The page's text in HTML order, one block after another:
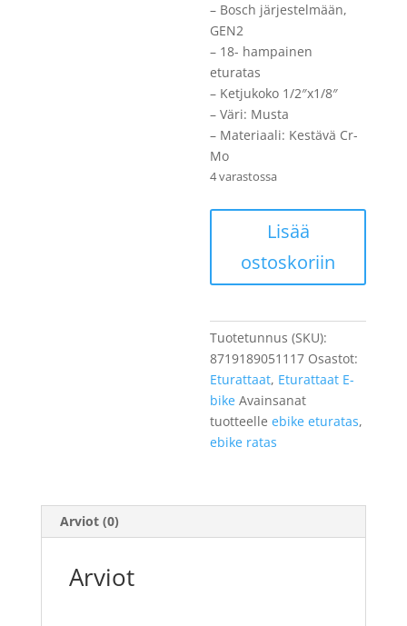
– Bosch järjestelmään,
GEN2
– 18- hampainen
eturatas
– Ketjukoko 1/2″x1/8″
– Väri: Musta
– Materiaali: Kestävä Cr-
Mo
4 varastossa
bike
etu
18h,
musta,
1/8"
määrä
Lisää
ostoskoriin
Tuotetunnus (SKU):
8719189051117 Osastot:
Eturattaat, Eturattaat E-
bike Avainsanat
tuotteelleebike eturatas,
ebike ratas
Arviot (0)
Arviot